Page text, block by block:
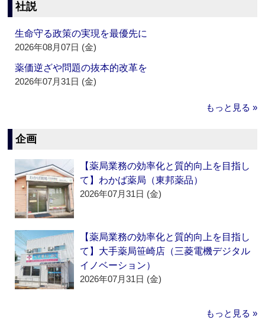
社説
生命守る政策の実現を最優先に
2026年08月07日 (金)
薬価逆ざや問題の抜本的改革を
2026年07月31日 (金)
もっと見る »
企画
【薬局業務の効率化と質的向上を目指し
て】わかば薬局（東邦薬品）
2026年07月31日 (金)
【薬局業務の効率化と質的向上を目指し
て】大手薬局笹崎店（三菱電機デジタル
イノベーション）
2026年07月31日 (金)
もっと見る »